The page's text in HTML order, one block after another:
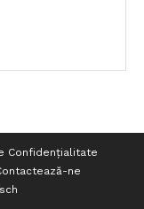
Confidențialitate
ne